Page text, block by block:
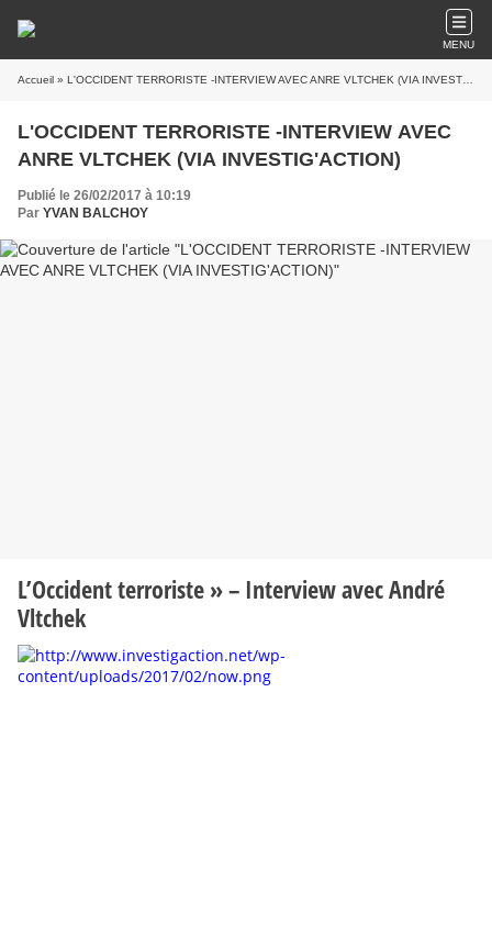
MENU
Accueil » L'OCCIDENT TERRORISTE -INTERVIEW AVEC ANRE VLTCHEK (VIA INVESTIG'ACTION)
L'OCCIDENT TERRORISTE -INTERVIEW AVEC
ANRE VLTCHEK (VIA INVESTIG'ACTION)
Publié le 26/02/2017 à 10:19
Par YVAN BALCHOY
L’Occident terroriste » – Interview avec André
Vltchek